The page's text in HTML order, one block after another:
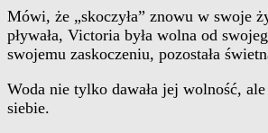
Mówi, że „skoczyła” znowu w swoje
pływała, Victoria była wolna od
swojemu zaskoczeniu, pozostała
Woda nie tylko dawała jej wolność,
siebie.